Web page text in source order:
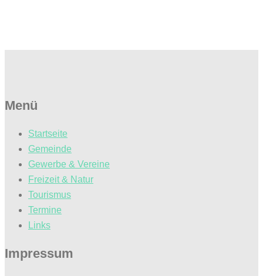
Menü
Startseite
Gemeinde
Gewerbe & Vereine
Freizeit & Natur
Tourismus
Termine
Links
Impressum